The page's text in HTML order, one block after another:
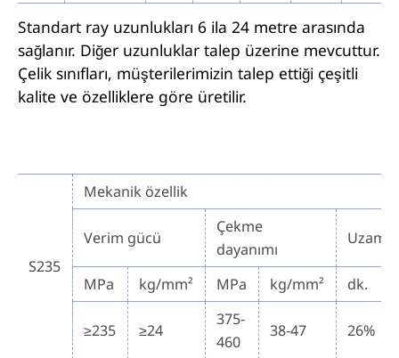
Standart ray uzunlukları 6 ila 24 metre arasında
sağlanır. Diğer uzunluklar talep üzerine mevcuttur.
Çelik sınıfları, müşterilerimizin talep ettiği çeşitli
kalite ve özelliklere göre üretilir.
S235
Mekanik özellik
Verim gücü
Çekme
dayanımı
Uzama
MPa kg/mm² MPa kg/mm² dk.
≥235 ≥24
375-
460
38-47 26%